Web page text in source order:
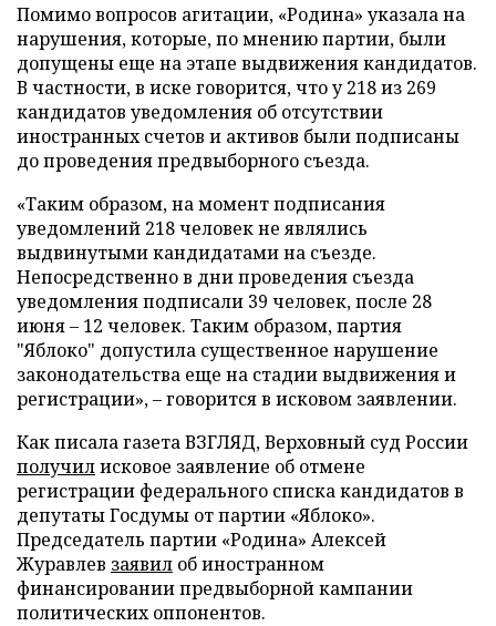
Помимо вопросов агитации, «Родина» указала на
нарушения, которые, по мнению партии, были
допущены еще на этапе выдвижения кандидатов.
В частности, в иске говорится, что у 218 из 269
кандидатов уведомления об отсутствии
иностранных счетов и активов были подписаны
до проведения предвыборного съезда.
«Таким образом, на момент подписания
уведомлений 218 человек не являлись
выдвинутыми кандидатами на съезде.
Непосредственно в дни проведения съезда
уведомления подписали 39 человек, после 28
июня – 12 человек. Таким образом, партия
"Яблоко" допустила существенное нарушение
законодательства еще на стадии выдвижения и
регистрации», – говорится в исковом заявлении.
Как писала газета ВЗГЛЯД, Верховный суд России
получилисковое заявление об отмене
регистрации федерального списка кандидатов в
депутаты Госдумы от партии «Яблоко».
Председатель партии «Родина» Алексей
Журавлев заявил об иностранном
финансировании предвыборной кампании
политических оппонентов.